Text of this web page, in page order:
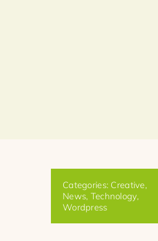
Categories: Creative,
News, Technology,
Wordpress